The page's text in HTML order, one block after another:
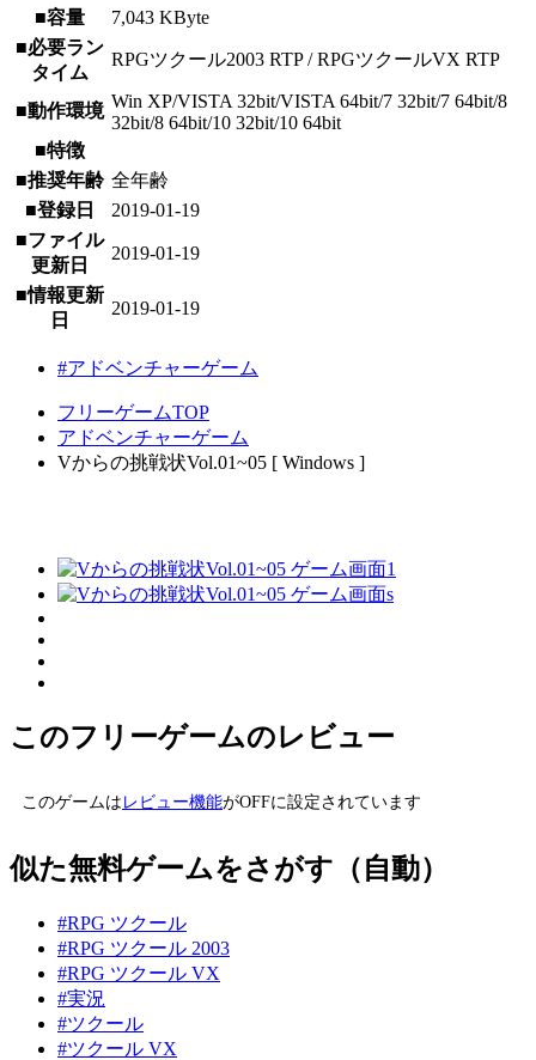
■容量
7,043 KByte
■必要ラン
タイム
RPGツクール2003 RTP / RPGツクールVX RTP
■動作環境 Win XP/VISTA 32bit/VISTA 64bit/7 32bit/7 64bit/8
32bit/8 64bit/10 32bit/10 64bit
■特徴
■推奨年齢 全年齢
■登録日
2019-01-19
■ファイル
更新日
2019-01-19
■情報更新
日
2019-01-19
#アドベンチャーゲーム
フリーゲームTOP
アドベンチャーゲーム
Vからの挑戦状Vol.01~05 [ Windows ]
このフリーゲームのレビュー
このゲームは レビュー機能がOFFに設定されています
似た無料ゲームをさがす（自動）
#RPG ツクール
#RPG ツクール 2003
#RPG ツクール VX
#実況
#ツクール
#ツクール VX